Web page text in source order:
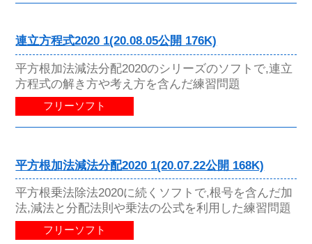
連立方程式2020 1(20.08.05公開 176K)
平方根加法減法分配2020のシリーズのソフトで,連立
方程式の解き方や考え方を含んだ練習問題
フリーソフト
平方根加法減法分配2020 1(20.07.22公開 168K)
平方根乗法除法2020に続くソフトで,根号を含んだ加
法,減法と分配法則や乗法の公式を利用した練習問題
フリーソフト